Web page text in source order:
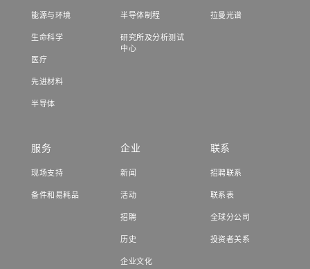
能源与环境
生命科学
医疗
先进材料
半导体
半导体制程
研究所及分析测试
中心
拉曼光谱
服务
现场支持
备件和易耗品
企业
新闻
活动
招聘
历史
企业文化
联系
招聘联系
联系表
全球分公司
投资者关系